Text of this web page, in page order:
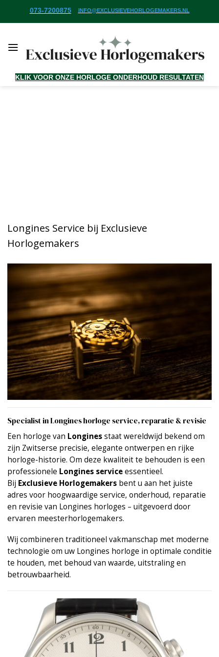
073-7200875 INFO@EXCLUSIEVEHORLOGEMAKERS.NL
KLIK VOOR ONZE HORLOGE ONDERHOUD RESULTATEN
Longines Service bij Exclusieve
Horlogemakers
Specialist in Longines horloge service, reparatie & revisie
Een horloge van Longinesstaat wereldwijd bekend om
zijn Zwitserse precisie, elegante ontwerpen en rijke
horloge-historie. Om deze kwaliteit te behouden is een
professionele Longines serviceessentieel.
Bij Exclusieve Horlogemakers bent u aan het juiste
adres voor hoogwaardige service, onderhoud, reparatie
en revisie van Longines horloges – uitgevoerd door
ervaren meesterhorlogemakers.
Wij combineren traditioneel vakmanschap met moderne
technologie om uw Longines horloge in optimale conditie
te houden, met behoud van waarde, uitstraling en
betrouwbaarheid.